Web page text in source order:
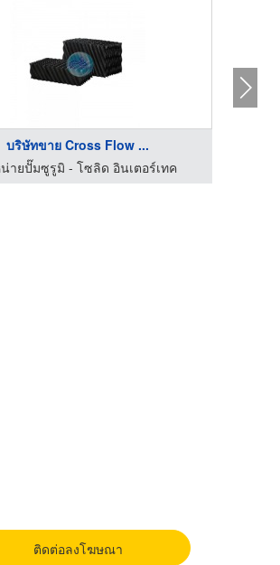
บริษัทขาย Cross Flow ...
ายปั๊มซูรูมิ - โซลิด อินเตอร์เทค
ติดต่อลงโฆษณา